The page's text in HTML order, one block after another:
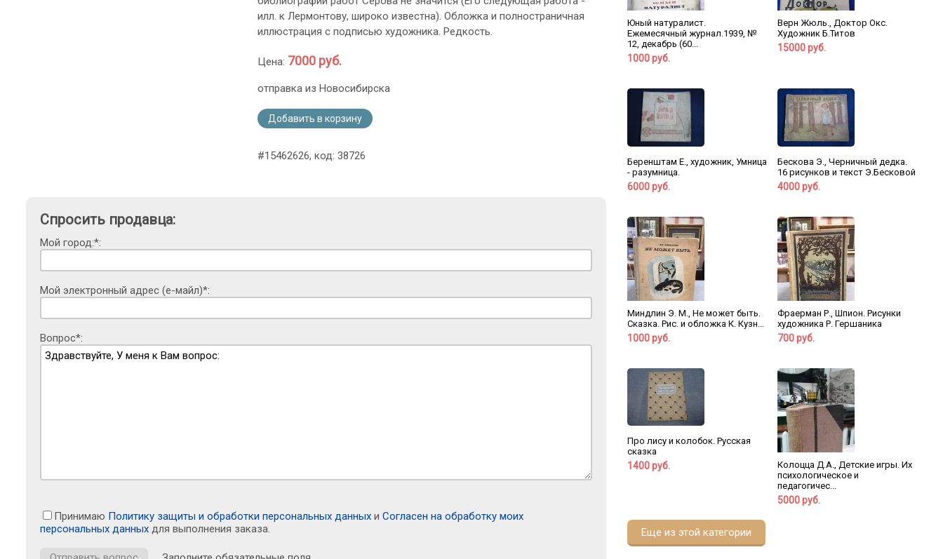
илл. к Лермонтову, широко известна). Обложка и полностраничная
иллюстрация с подписью художника. Редкость.
Цена: 7000 руб.
отправка из Новосибирска
Добавить в корзину
#15462626, код: 38726
Спросить продавца:
Мой город:*:
Мой электронный адрес (е-майл)*:
Вопрос*:
Принимаю Политику защиты и обработки персональных данных и Согласен на обработку моих
персональных данных для выполнения заказа.
Юный натуралист.
Ежемесячный журнал.1939, №
12, декабрь (60...
1000 руб.
Верн Жюль., Доктор Окс.
Художник Б.Титов
15000 руб.
Беренштам Е., художник, Умница
- разумница.
6000 руб.
Бескова Э., Черничный дедка.
16 рисунков и текст Э.Бесковой
4000 руб.
Миндлин Э. М., Не может быть.
Сказка. Рис. и обложка К. Кузн...
1000 руб.
Фраерман Р., Шпион. Рисунки
художника Р. Гершаника
700 руб.
Про лису и колобок. Русская
сказка
1400 руб.
Колоцца Д.А., Детские игры. Их
психологическое и
педагогичес...
5000 руб.
Еще из этой категории